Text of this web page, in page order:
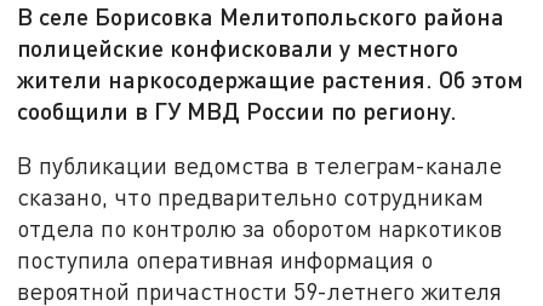
В селе Борисовка Мелитопольского района
полицейские конфисковали у местного
жители наркосодержащие растения. Об этом
сообщили в ГУ МВД России по региону.
В публикации ведомства в телеграм-канале
сказано, что предварительно сотрудникам
отдела по контролю за оборотом наркотиков
поступила оперативная информация о
вероятной причастности 59-летнего жителя